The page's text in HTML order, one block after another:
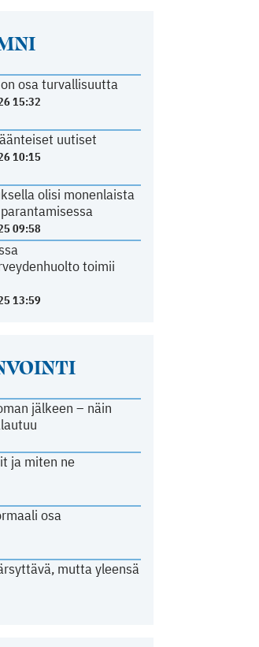
osa turvallisuutta
15:32
uutiset
10:15
olisi monenlaista
09:58
toimii
13:59
jälkeen – näin
ja miten ne
osa
mutta yleensä